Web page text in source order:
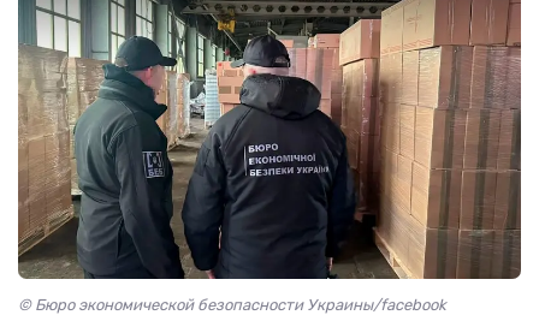
© Бюро экономической безопасности Украины/facebook